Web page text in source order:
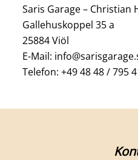
Saris Garage – Christian
Gallehuskoppel 35 a
25884 Viöl
E-Mail:
Telefon: +49 48 48 / 795